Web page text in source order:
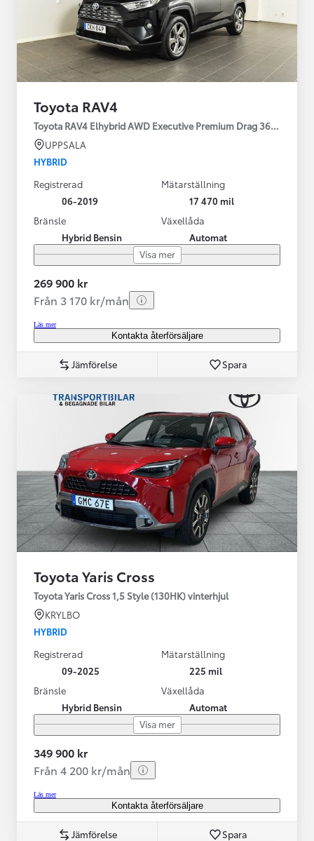
Toyota RAV4
Toyota RAV4 Elhybrid AWD Executive Premium Drag 360-kamera
UPPSALA
HYBRID
Registrerad
06-2019
Mätarställning
17 470 mil
Bränsle
Hybrid Bensin
Växellåda
Automat
Visa mer
269 900 kr
Från 3 170 kr/mån
Läs mer
Kontakta återförsäljare
Jämförelse Spara
Toyota Yaris Cross
Toyota Yaris Cross 1,5 Style (130HK) vinterhjul
KRYLBO
HYBRID
Registrerad
09-2025
Mätarställning
225 mil
Bränsle
Hybrid Bensin
Växellåda
Automat
Visa mer
349 900 kr
Från 4 200 kr/mån
Läs mer
Kontakta återförsäljare
Jämförelse Spara